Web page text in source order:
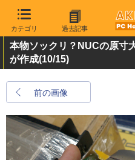
カテゴリ 過去記事
本物ソックリ？NUCの原寸
が作成(10/15)
前の画像